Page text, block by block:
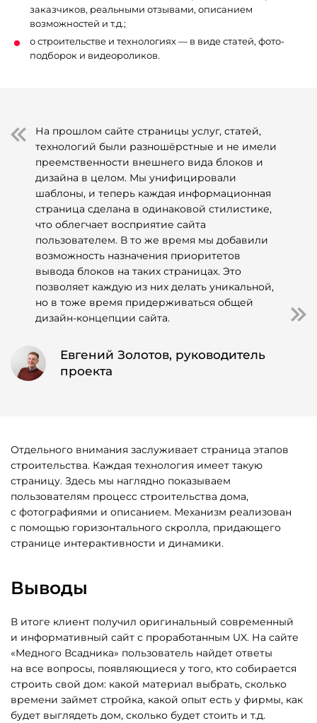
заказчиков, реальными отзывами, описанием
возможностей и т.д.;
о строительстве и технологиях — в виде статей, фото-
подборок и видеороликов.
На прошлом сайте страницы услуг, статей,
технологий были разношёрстные и не имели
преемственности внешнего вида блоков и
дизайна в целом. Мы унифицировали
шаблоны, и теперь каждая информационная
страница сделана в одинаковой стилистике,
что облегчает восприятие сайта
пользователем. В то же время мы добавили
возможность назначения приоритетов
вывода блоков на таких страницах. Это
позволяет каждую из них делать уникальной,
но в тоже время придерживаться общей
дизайн-концепции сайта.
Евгений Золотов, руководитель
проекта
Отдельного внимания заслуживает страница этапов
строительства. Каждая технология имеет такую
страницу. Здесь мы наглядно показываем
пользователям процесс строительства дома,
с фотографиями и описанием. Механизм реализован
с помощью горизонтального скролла, придающего
странице интерактивности и динамики.
Выводы
В итоге клиент получил оригинальный современный
и информативный сайт с проработанным UX. На сайте
«Медного Всадника» пользователь найдет ответы
на все вопросы, появляющиеся у того, кто собирается
строить свой дом: какой материал выбрать, сколько
времени займет стройка, какой опыт есть у фирмы, как
будет выглядеть дом, сколько будет стоить и т.д.